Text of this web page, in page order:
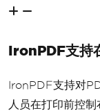
IronPDF支持
IronPDF支持对
人员在打印前控制